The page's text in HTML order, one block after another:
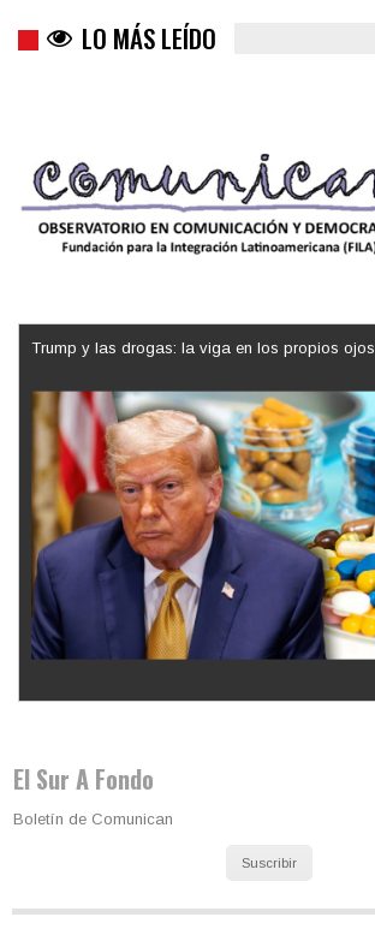
LO MÁS LEÍDO
Trump y las drogas: la viga en los propios ojos
El Sur A Fondo
Boletín de Comunican
Suscribir